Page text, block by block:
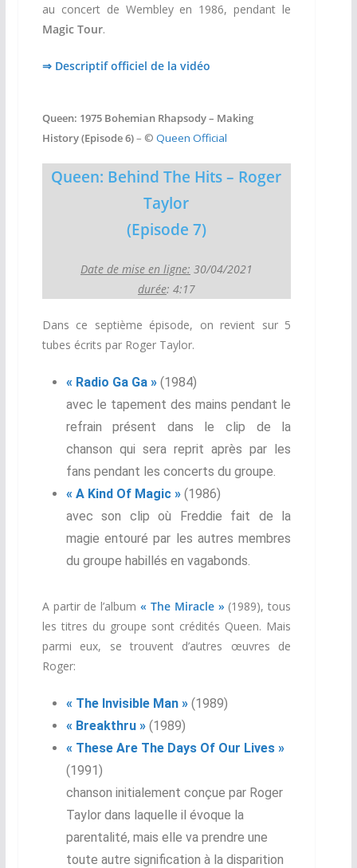
au concert de Wembley en 1986, pendant le
Magic Tour.
⇒ Descriptif officiel de la vidéo
Queen: 1975 Bohemian Rhapsody – Making
History (Episode 6)– © Queen Official
Queen: Behind The Hits – Roger
Taylor
(Episode 7)
Date de mise en ligne: 30/04/2021
durée: 4:17
Dans ce septième épisode, on revient sur 5
tubes écrits par Roger Taylor.
« Radio Ga Ga »(1984)
avec le tapement des mains pendant le
refrain présent dans le clip de la
chanson qui sera reprit après par les
fans pendant les concerts du groupe.
« A Kind Of Magic »(1986)
avec son clip où Freddie fait de la
magie entouré par les autres membres
du groupe habillés en vagabonds.
A partir de l’album« The Miracle » (1989), tous
les titres du groupe sont crédités Queen. Mais
parmi eux, se trouvent d’autres œuvres de
Roger:
« The Invisible Man »(1989)
« Breakthru »(1989)
« These Are The Days Of Our Lives »
(1991)
chanson initialement conçue par Roger
Taylor dans laquelle il évoque la
parentalité, mais elle va prendre une
toute autre signification à la disparition